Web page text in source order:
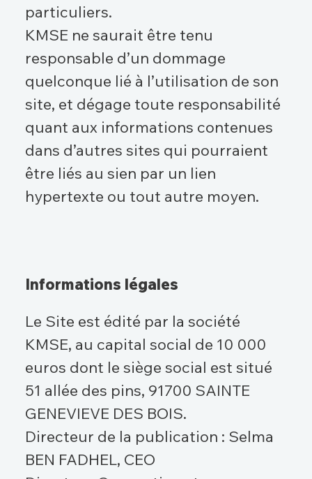
particuliers.
KMSE ne saurait être tenu
responsable d’un dommage
quelconque lié à l’utilisation de son
site, et dégage toute responsabilité
quant aux informations contenues
dans d’autres sites qui pourraient
être liés au sien par un lien
hypertexte ou tout autre moyen.
Informations légales
Le Site est édité par la société
KMSE, au capital social de 10 000
euros dont le siège social est situé
51 allée des pins, 91700 SAINTE
GENEVIEVE DES BOIS.
Directeur de la publication : Selma
BEN FADHEL, CEO